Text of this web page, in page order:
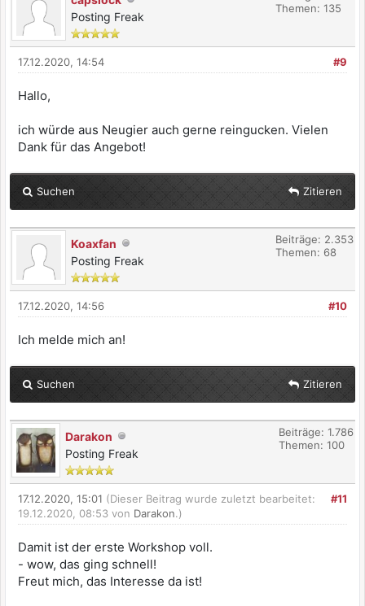
Posting Freak
Themen: 135
#9
17.12.2020, 14:54
Hallo,
ich würde aus Neugier auch gerne reingucken. Vielen
Dank für das Angebot!
Suchen Zitieren
Koaxfan
Posting Freak
Beiträge: 2.353
Themen: 68
#10
17.12.2020, 14:56
Ich melde mich an!
Suchen Zitieren
Darakon
Posting Freak
Beiträge: 1.786
Themen: 100
#11
17.12.2020, 15:01 (Dieser Beitrag wurde zuletzt bearbeitet:
19.12.2020, 08:53 von Darakon.)
Damit ist der erste Workshop voll.
- wow, das ging schnell!
Freut mich, das Interesse da ist!